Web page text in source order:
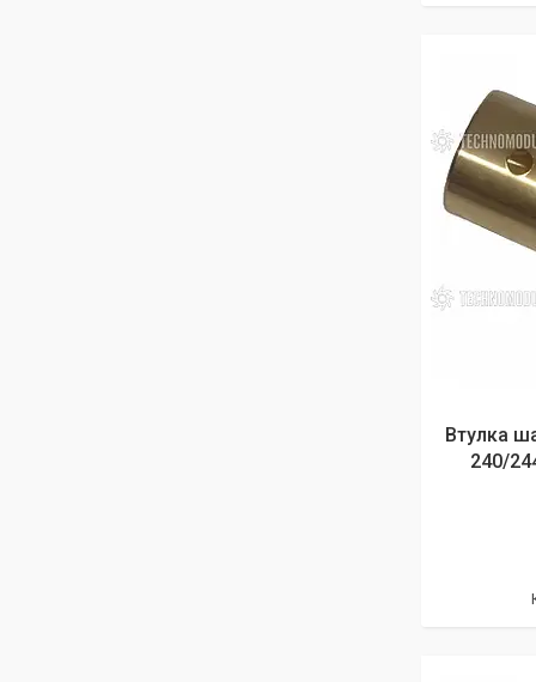
Втулка
240/